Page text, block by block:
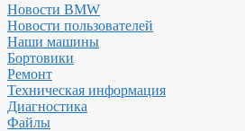
Новости BMW
Новости пользователей
Наши машины
Бортовики
Ремонт
Техническая информация
Диагностика
Файлы